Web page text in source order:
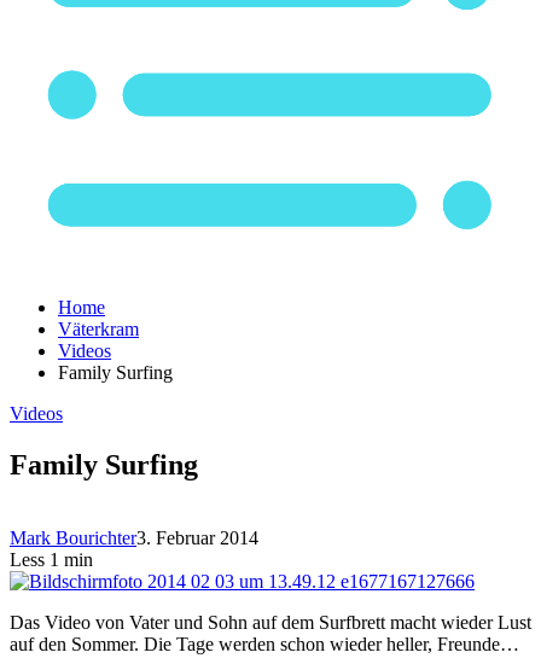
Home
Väterkram
Videos
Family Surfing
Videos
Family Surfing
Mark Bourichter3. Februar 2014
Less 1 min
Das Video von Vater und Sohn auf dem Surfbrett macht wieder Lust
auf den Sommer. Die Tage werden schon wieder heller, Freunde…